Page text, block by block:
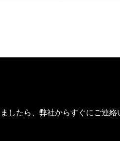
したら、弊社からすぐにご連絡